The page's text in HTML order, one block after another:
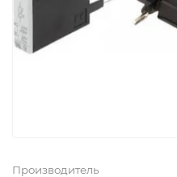
Производитель